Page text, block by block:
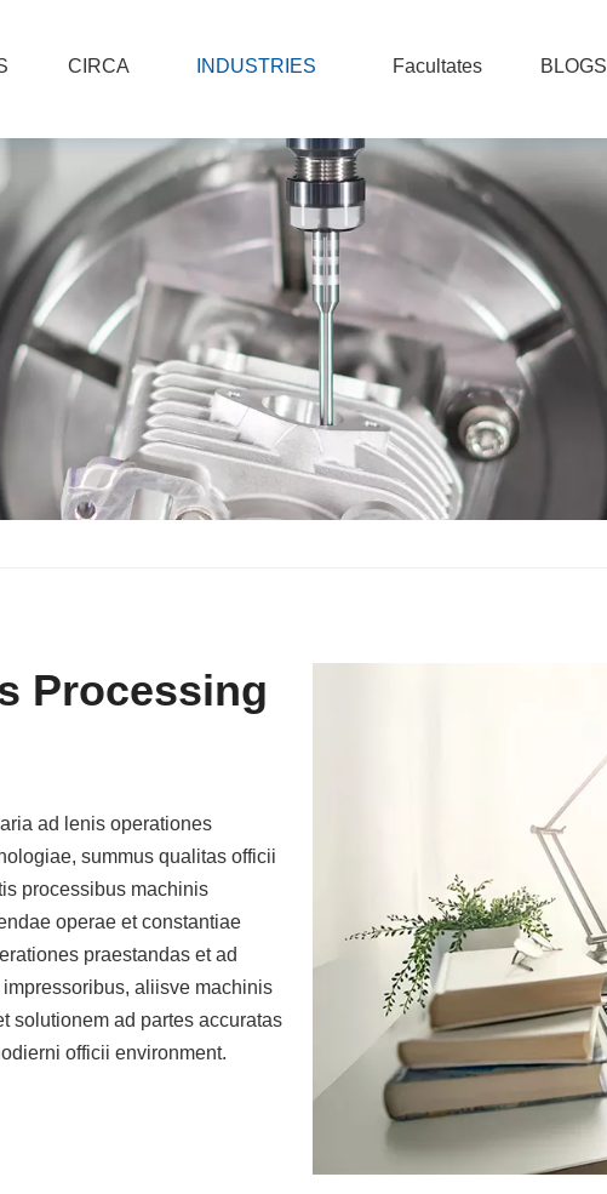
CIRCA INDUSTRIES Facultates BLOGS
Processing
ad lenis operationes
summus qualitas officii
processibus machinis
operae et constantiae
praestandas et ad
aliisve machinis
solutionem ad partes accuratas
officii environment.